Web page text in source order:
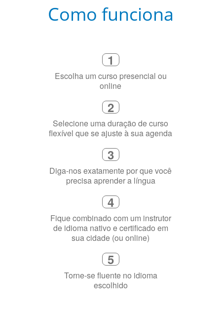
Escolha um curso presencial ou
online
2
Selecione uma duração de curso
flexível que se ajuste à sua agenda
3
Diga-nos exatamente por que você
precisa aprender a língua
4
Fique combinado com um instrutor
de idioma nativo e certificado em
sua cidade (ou online)
5
Torne-se fluente no idioma
escolhido